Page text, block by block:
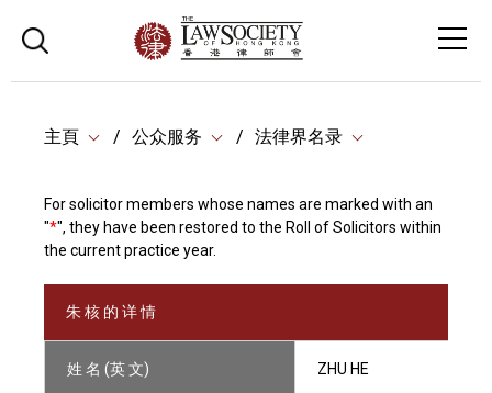
主頁 公众服务 法律界名录
For solicitor members whose names are marked with an
"*", they have been restored to the Roll of Solicitors within
the current practice year.
朱 核 的 详 情
姓 名 (英 文) ZHU HE